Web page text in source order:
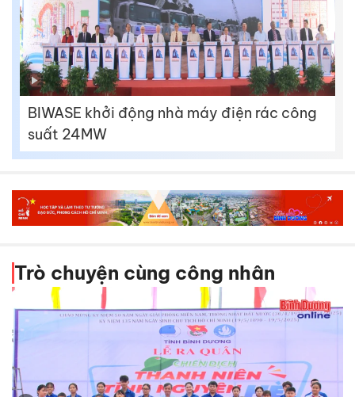
BIWASE khởi động nhà máy điện rác công
suất 24MW
Trò chuyện cùng công nhân